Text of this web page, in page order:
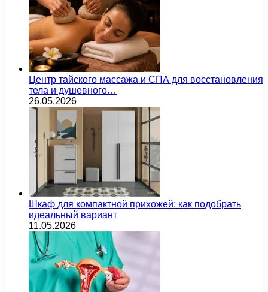
Центр тайского массажа и СПА для восстановления
тела и душевного…
26.05.2026
Шкаф для компактной прихожей: как подобрать
идеальный вариант
11.05.2026